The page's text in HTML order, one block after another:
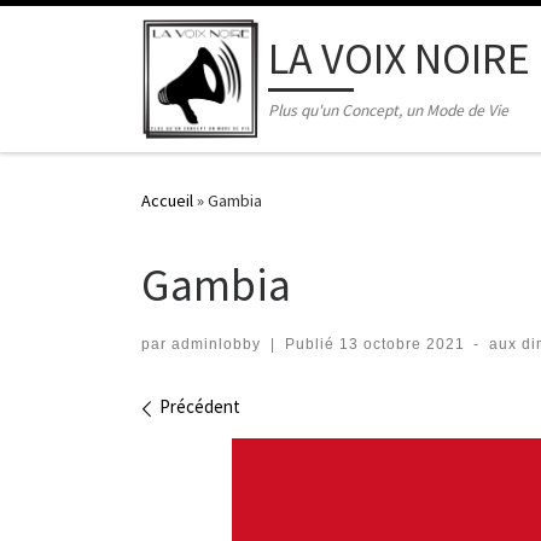
Skip to content LA VOIX NOIRE
Plus qu'un Concept, un Mode de Vie
Accueil»Gambia
Gambia
par adminlobby Publié 13 octobre 2021 - aux
Navigation dans les
Précédent